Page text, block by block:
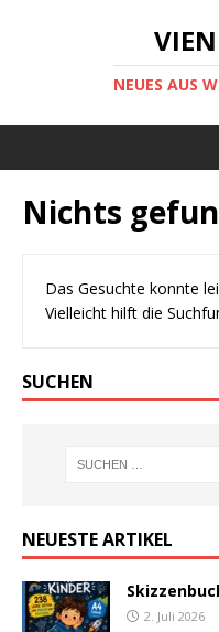
NEUES AUS
Nichts
Das Gesuchte konnte
Vielleicht hilft die
SUCHEN
NEUESTE ARTIKEL
2. Juli 2026